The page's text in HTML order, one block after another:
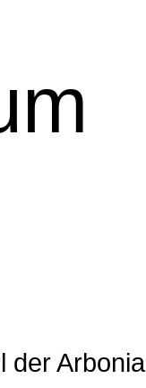
der Arbonia